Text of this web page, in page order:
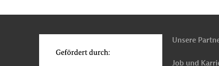
Unsere
Job und